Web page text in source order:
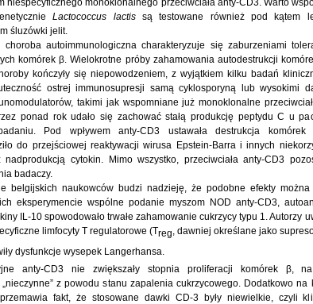
niespecyficznego monoklonalnego przeciwciała anty-CD3. Warto
Lactococcus lactissą testowane również pod kątem
śluzówki jelit.
autoimmunologiczna charakteryzuje się zaburzeniami
komórek β. Wielokrotne próby zahamowania autodestrukcji
kończyły się niepowodzeniem, z wyjątkiem kilku badań
ostrej immunosupresji samą cyklosporyną lub wysokimi
takimi jak wspomniane już monoklonalne
ponad rok udało się zachować stałą produkcję peptydu C u
. Pod wpływem anty-CD3 ustawała destrukcja
do przejściowej reaktywacji wirusa Epstein-Barra i innych
cytokin. Mimo wszystko, przeciwciała anty-CD3
badaczy.
belgijskich naukowców budzi nadzieję, że podobne efekty można
eksperymencie wspólne podanie myszom NOD anty-CD3,
IL-10 spowodowało trwałe zahamowanie cukrzycy typu 1. Autorzy
l imfocyty T regulatorowe (Treg, dawniej określane jako
dysfunkcje wysepek Langerhansa.
anty-CD3 nie zwiększały stopnia proliferacji komórek β,
„nieczynne” z powodu stanu zapalenia cukrzycowego. Dodatkowo na
fakt, że stosowane dawki CD-3 były niewielkie, czyli